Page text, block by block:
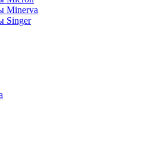
Minerva
Singer